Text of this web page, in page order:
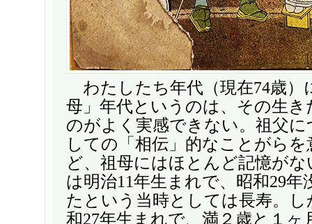
わたしたち年代（現在74歳）
母」年代というのは、その生き
のがよく実感できない。祖父
しての「相伝」的なことがら
ど、祖母にはほとんど記憶が
は明治11年生まれで、昭和29年
たという当時としては長寿。
和27年生まれで、満２歳と１ヶ